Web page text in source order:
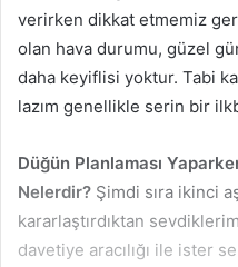
verirken dikkat etmemiz
olan hava durumu, güzel
daha keyiflisi yoktur. Tabi
lazım genellikle serin bir
Düğün Planlaması
Nelerdir? Şimdi sıra ikinci
kararlaştırdıktan
davetiye aracılığı ile ister